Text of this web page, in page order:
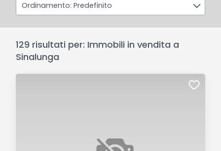
Ordinamento: Predefinito
129 risultati per: Immobili in vendita a
Sinalunga